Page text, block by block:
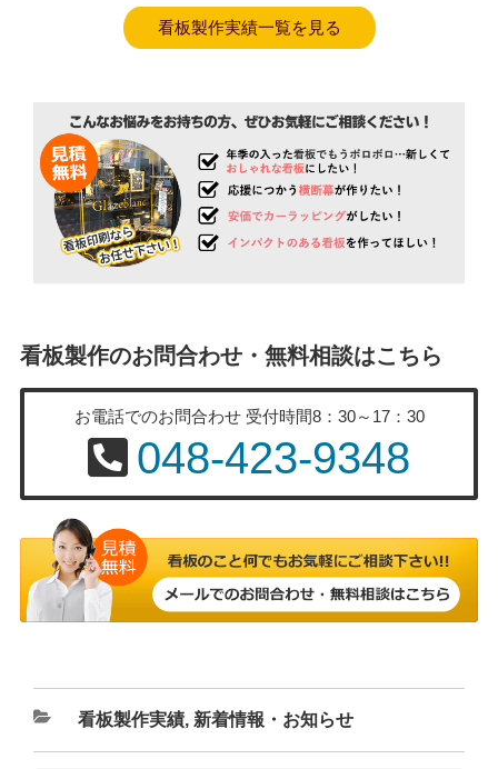
看板製作実績一覧を見る
看板製作のお問合わせ・無料相談はこちら
お電話でのお問合わせ 受付時間8：30～17：30
048-423-9348
カ
テ
看板製作実績, 新着情報・お知らせ